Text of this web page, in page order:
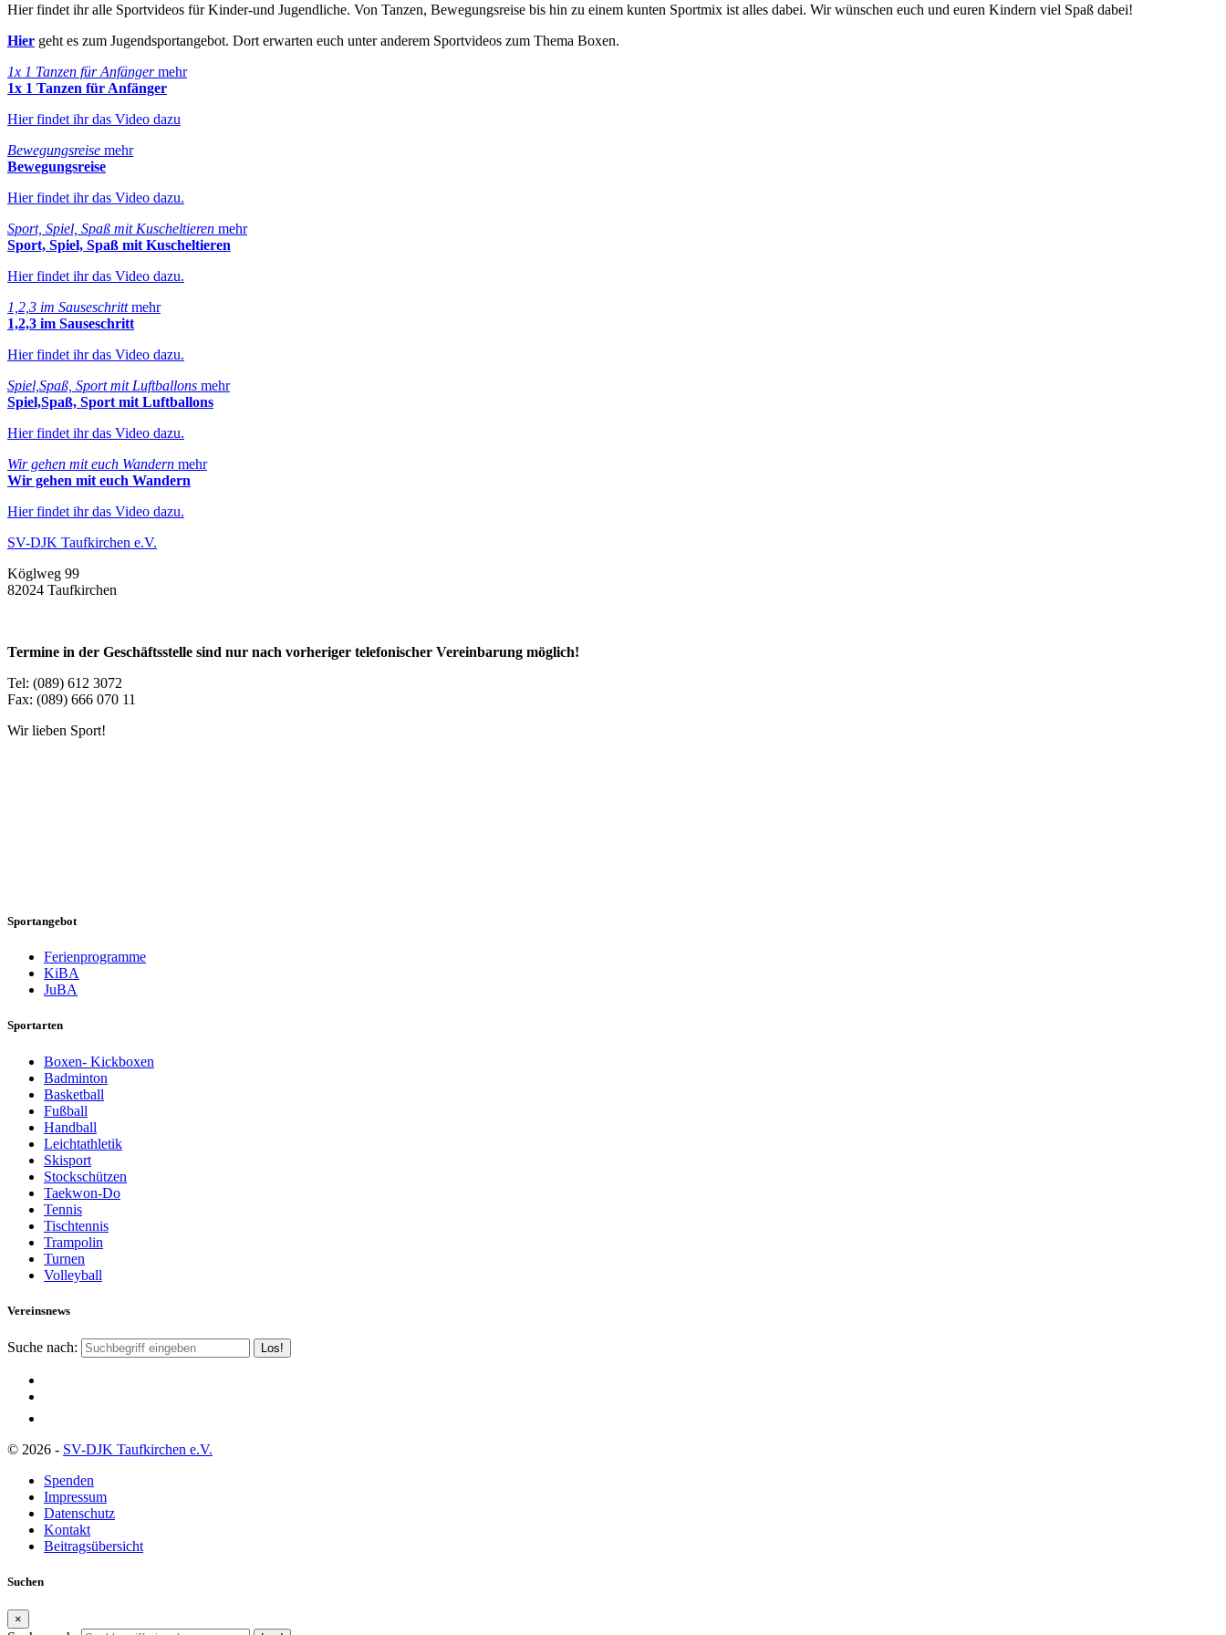
Hier findet ihr alle Sportvideos für Kinder-und Jugendliche. Von Tanzen, Bewegungsreise bis hin zu einem kunten Sportmix ist alles dabei. Wir wünschen euch und euren Kindern viel Spaß dabei!
Hier geht es zum Jugendsportangebot. Dort erwarten euch unter anderem Sportvideos zum Thema Boxen.
1x 1 Tanzen für Anfänger mehr
1x 1 Tanzen für Anfänger
Hier findet ihr das Video dazu
Bewegungsreise mehr
Bewegungsreise
Hier findet ihr das Video dazu.
Sport, Spiel, Spaß mit Kuscheltieren mehr
Sport, Spiel, Spaß mit Kuscheltieren
Hier findet ihr das Video dazu.
1,2,3 im Sauseschritt mehr
1,2,3 im Sauseschritt
Hier findet ihr das Video dazu.
Spiel,Spaß, Sport mit Luftballons mehr
Spiel,Spaß, Sport mit Luftballons
Hier findet ihr das Video dazu.
Wir gehen mit euch Wandern mehr
Wir gehen mit euch Wandern
Hier findet ihr das Video dazu.
SV-DJK Taufkirchen e.V.
Köglweg 99
82024 Taufkirchen
Termine in der Geschäftsstelle sind nur nach vorheriger telefonischer Vereinbarung möglich!
Tel: (089) 612 3072
Fax: (089) 666 070 11
Wir lieben Sport!
Sportangebot
Ferienprogramme
KiBA
JuBA
Sportarten
Boxen- Kickboxen
Badminton
Basketball
Fußball
Handball
Leichtathletik
Skisport
Stockschützen
Taekwon-Do
Tennis
Tischtennis
Trampolin
Turnen
Volleyball
Vereinsnews
Suche nach:
© 2026 - SV-DJK Taufkirchen e.V.
Spenden
Impressum
Datenschutz
Kontakt
Beitragsübersicht
Suchen
×